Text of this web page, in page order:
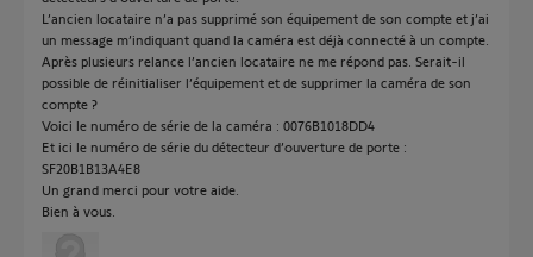
L’ancien locataire n’a pas supprimé son équipement de son compte et j’ai
un message m’indiquant quand la caméra est déjà connecté à un compte.
Après plusieurs relance l’ancien locataire ne me répond pas. Serait-il
possible de réinitialiser l’équipement et de supprimer la caméra de son
compte ?
Voici le numéro de série de la caméra : 0076B1018DD4
Et ici le numéro de série du détecteur d’ouverture de porte :
SF20B1B13A4E8
Un grand merci pour votre aide.
Bien à vous.